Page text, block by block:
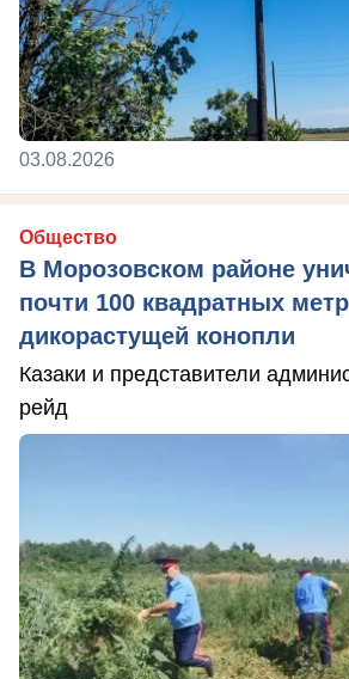
03.08.2026
Общество
В Морозовском районе
почти 100 квадратных
дикорастущей конопли
Казаки и представители
рейд